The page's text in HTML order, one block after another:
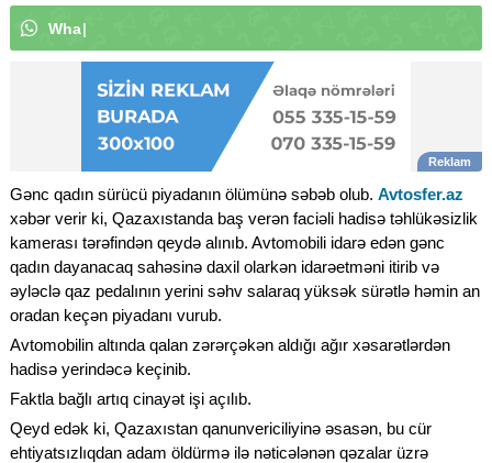
What
Gənc qadın sürücü piyadanın ölümünə səbəb olub. Avtosfer.az
xəbər verir ki, Qazaxıstanda baş verən faciəli hadisə təhlükəsizlik
kamerası tərəfindən qeydə alınıb. Avtomobili idarə edən gənc
qadın dayanacaq sahəsinə daxil olarkən idarəetməni itirib və
əyləclə qaz pedalının yerini səhv salaraq yüksək sürətlə həmin an
oradan keçən piyadanı vurub.
Avtomobilin altında qalan zərərçəkən aldığı ağır xəsarətlərdən
hadisə yerindəcə keçinib.
Faktla bağlı artıq cinayət işi açılıb.
Qeyd edək ki, Qazaxıstan qanunvericiliyinə əsasən, bu cür
ehtiyatsızlıqdan adam öldürmə ilə nəticələnən qəzalar üzrə